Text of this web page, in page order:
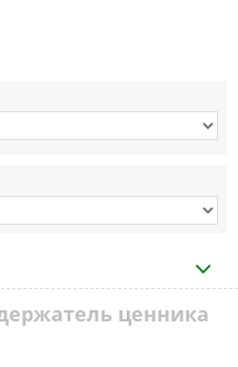
ценника